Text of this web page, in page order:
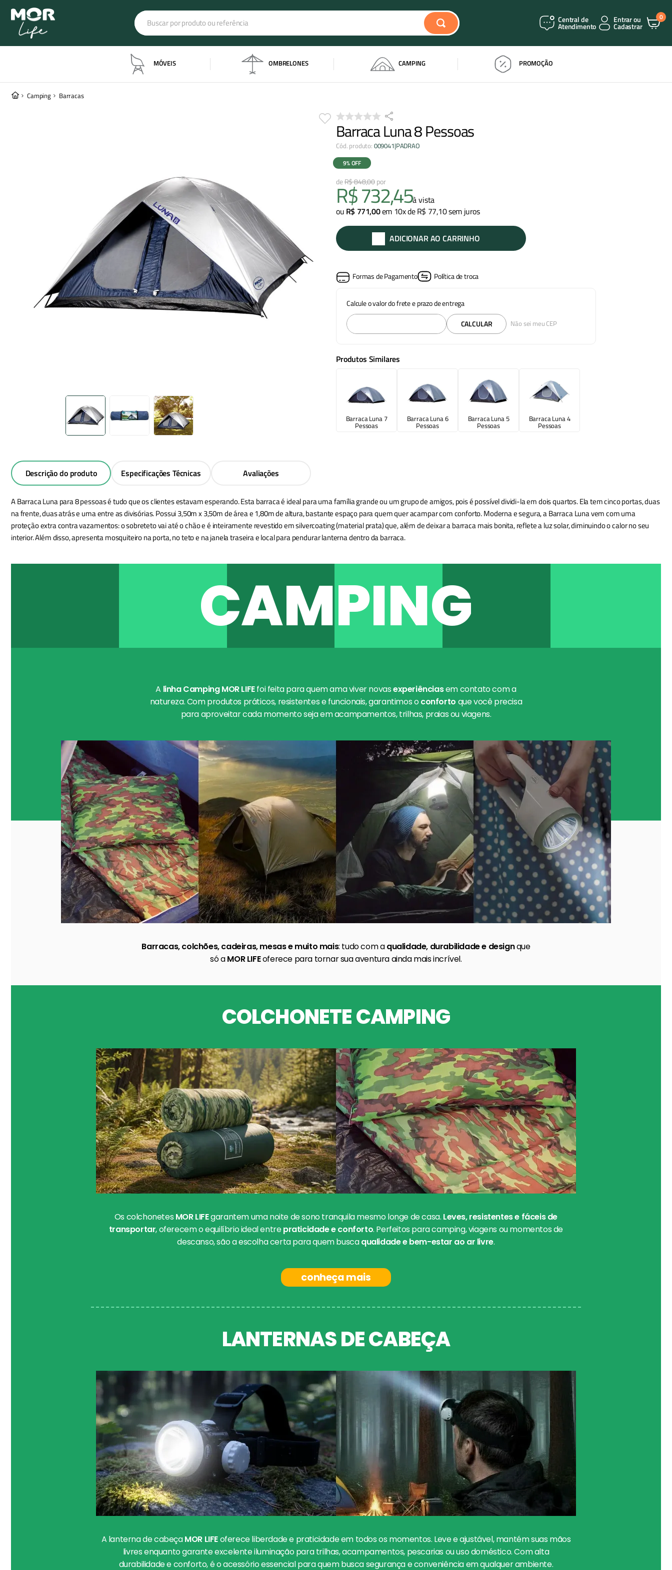
Buscar por produto ou referência Central de
Atendimento
Entrar ou
Cadastrar
0
MÓVEIS OMBRELONES CAMPING PROMOÇÃO
Camping Barracas
Barraca Luna 8 Pessoas
Cód. produto: 009041|PADRAO
9%OFF
R$848,00
R$732,45à vista
ou R$ 771,00em 10x deR$ 77,10sem juros
ADICIONAR AO CARRINHO
Formas de Pagamento Política de troca
Calcule o valor do frete e prazo de entrega
Não sei meu CEP
CALCULAR
Produtos Similares
Barraca Luna 7
Pessoas
Barraca Luna 6
Pessoas
Barraca Luna 5
Pessoas
Barraca Luna 4
Pessoas
Descrição do produto Especificações Técnicas Avaliações
A Barraca Luna para 8 pessoas é tudo que os clientes estavam esperando. Esta barraca é ideal para uma família grande ou um grupo de amigos, pois é possível dividi-la em dois quartos. Ela tem cinco portas, duas
na frente, duas atrás e uma entre as divisórias. Possui 3,50m x 3,50m de área e 1,80m de altura, bastante espaço para quem quer acampar com conforto. Moderna e segura, a Barraca Luna vem com uma
proteção extra contra vazamentos: o sobreteto vai até o chão e é inteiramente revestido em silvercoating (material prata) que, além de deixar a barraca mais bonita, reflete a luz solar, diminuindo o calor no seu
interior. Além disso, apresenta mosquiteiro na porta, no teto e na janela traseira e local para pendurar lanterna dentro da barraca.
CAMPING
A linha Camping MOR LIFEfoi feita para quem ama viver novasexperiênciasem contato com a
natureza. Com produtos práticos, resistentes e funcionais, garantimos oconforto que você precisa
para aproveitar cada momento seja em acampamentos, trilhas, praias ou viagens.
Barracas, colchões, cadeiras, mesas e muito mais: tudo com aqualidade, durabilidade e designque
só aMOR LIFEoferece para tornar sua aventura ainda mais incrível.
COLCHONETE CAMPING
Os colchonetes MOR LIFEgarantem uma noite de sono tranquila mesmo longe de casa. Leves, resistentes e fáceis de
transportar, oferecem o equilíbrio ideal entrepraticidade e conforto. Perfeitos para camping, viagens ou momentos de
descanso, são a escolha certa para quem buscaqualidade e bem-estar ao ar livre.
conheça mais
LANTERNAS DE CABEÇA
A lanterna de cabeçaMOR LIFEoferece liberdade e praticidade em todos os momentos. Leve e ajustável, mantém suas mãos
livres enquanto garante excelente iluminação para trilhas, acampamentos, pescarias ou uso doméstico. Com alta
durabilidade e conforto, é o acessório essencial para quem busca segurança e conveniência em qualquer ambiente.
Termos mais buscados
º banqueta industrial
2º barraca luna
ombrelone
8º lanterna
º 4 pessoas
10º carregador portátil